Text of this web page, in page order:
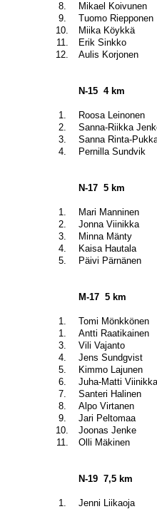
8.
Mikael Koivunen
9.
Tuomo Riepponen
10.
Miika Köykkä
11.
Erik Sinkko
12.
Aulis Korjonen
N-15 4 km
1.
Roosa Leinonen
2.
Sanna-Riikka
3.
Sanna Rinta-
4.
Pernilla Sundvik
N-17 5 km
1.
Mari Manninen
2.
Jonna Viinikka
3.
Minna Mänty
4.
Kaisa Hautala
5.
Päivi Pärnänen
M-17 5 km
1.
Tomi Mönkkönen
1.
Antti Raatikainen
3.
Vili Vajanto
4.
Jens Sundgvist
5.
Kimmo Lajunen
6.
Juha-Matti Viinikka
7.
Santeri Halinen
8.
Alpo Virtanen
9.
Jari Peltomaa
10.
Joonas Jenke
11.
Olli Mäkinen
N-19 7,5 km
1.
Jenni Liikaoja